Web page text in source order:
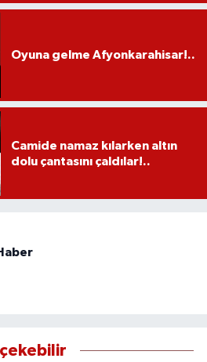
Oyuna gelme Afyonkarahisar!..
Camide namaz kılarken altın
dolu çantasını çaldılar!..